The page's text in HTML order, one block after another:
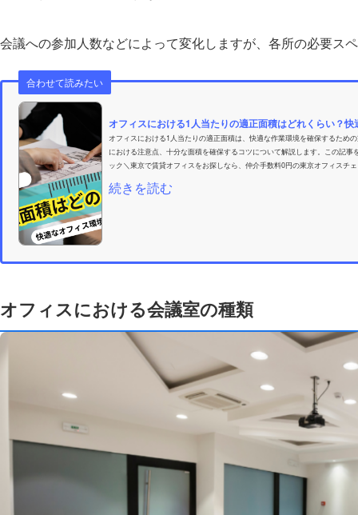
会議への参加人数などによって変化しますが、各所の必要ス
合わせて読みたい
オフィスにおける1人当たりの適正面積はどれくらい？
オフィスにおける1人当たりの適正面積は、快適な作業環境を確保するため
における注意点、十分な面積を確保するコツについて解説します。この記
ック＼東京で賃貸オフィスをお探しなら、仲介手数料0円の東京オフィスチ
続きを読む
オフィスにおける会議室の種類